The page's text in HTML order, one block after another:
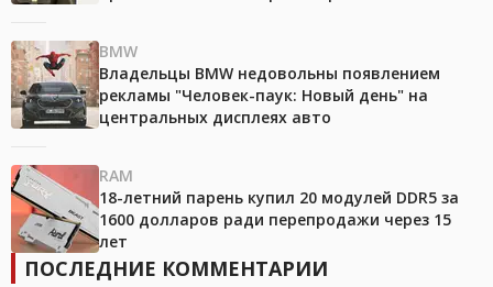
BMW
Владельцы BMW недовольны появлением
рекламы "Человек-паук: Новый день" на
центральных дисплеях авто
RAM
18-летний парень купил 20 модулей DDR5 за
1600 долларов ради перепродажи через 15
лет
ПОСЛЕДНИЕ КОММЕНТАРИИ